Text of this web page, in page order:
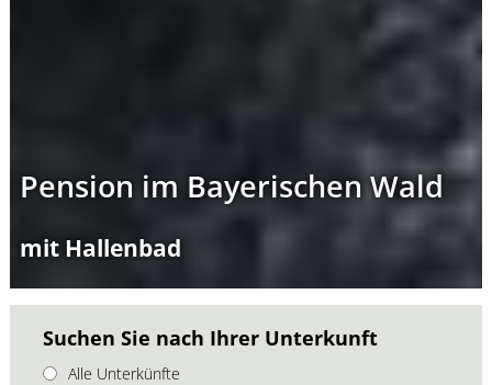
Pension im Bayerischen Wald
mit Hallenbad
Suchen Sie nach Ihrer Unterkunft
Alle Unterkünfte